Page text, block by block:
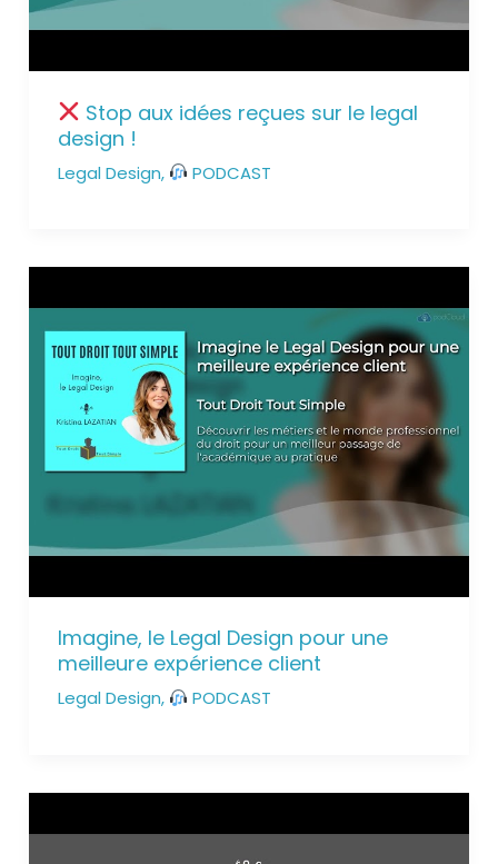
Stop aux idées reçues sur le legal
design !
Legal Design, PODCAST
Imagine, le Legal Design pour une
meilleure expérience client
Legal Design, PODCAST